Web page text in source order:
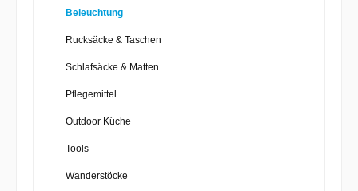
Beleuchtung
Rucksäcke & Taschen
Schlafsäcke & Matten
Pflegemittel
Outdoor Küche
Tools
Wanderstöcke